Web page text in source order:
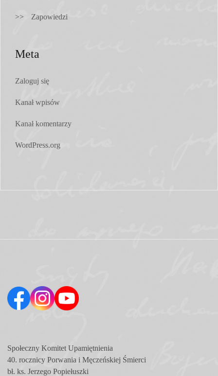
Zapowiedzi
Meta
Zaloguj się
Kanał wpisów
Kanał komentarzy
WordPress.org
Społeczny Komitet Upamiętnienia
40. rocznicy Porwania i Męczeńskiej Śmierci
bł. ks. Jerzego Popiełuszki